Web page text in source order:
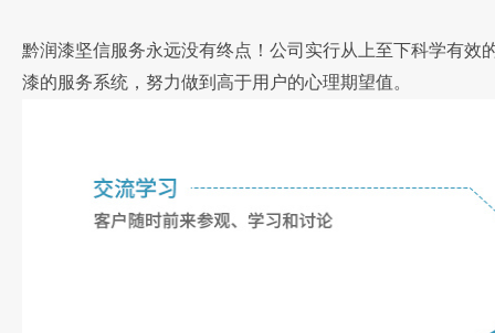
黔润漆坚信服务永远没有终点！公司实行从上至下科学有
漆的服务系统，努力做到高于用户的心理期望值。